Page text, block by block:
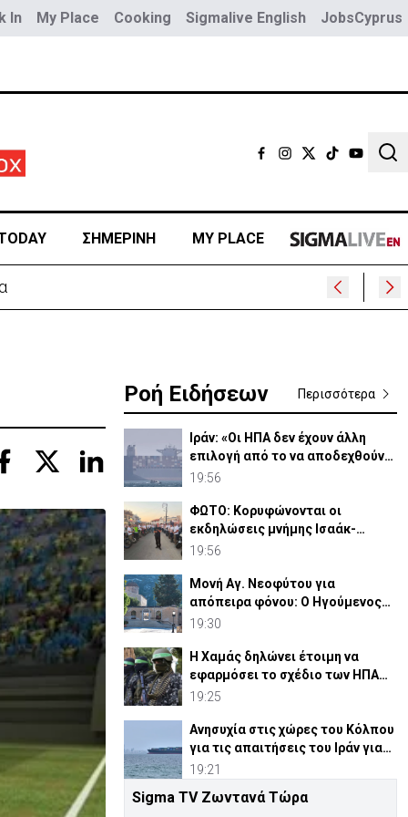
In My Place Cooking Sigmalive English JobsCyprus
ΣΗΜΕΡΙΝΗ MY PLACE
Ροή Ειδήσεων Περισσότερα
Ιράν: «Οι ΗΠΑ δεν έχουν άλλη
επιλογή από το να αποδεχθούν
τη νέα κατάσταση»
19:56
ΦΩΤΟ: Κορυφώνονται οι
εκδηλώσεις μνήμης Ισαάκ-
Σολωμού στο Παραλίμνι
19:56
Μονή Αγ. Νεοφύτου για
απόπειρα φόνου: Ο Ηγούμενος
επέδειξε «ιδιαίτερη υπομονή»
19:30
Η Χαμάς δηλώνει έτοιμη να
εφαρμόσει το σχέδιο των ΗΠΑ
για τη Γάζα
19:25
Ανησυχία στις χώρες του Κόλπου
για τις απαιτήσεις του Ιράν για
τα Στενά Ορμούζ
19:21
Ξεκαθαρίζει η Αστυνομία:
Sigma TV Ζωντανά Τώρα